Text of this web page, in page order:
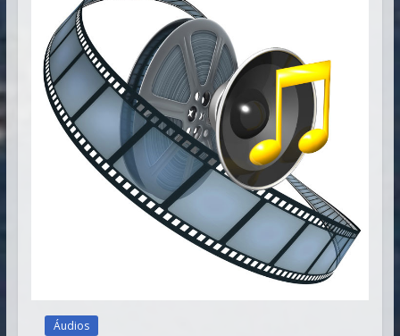
Áudios